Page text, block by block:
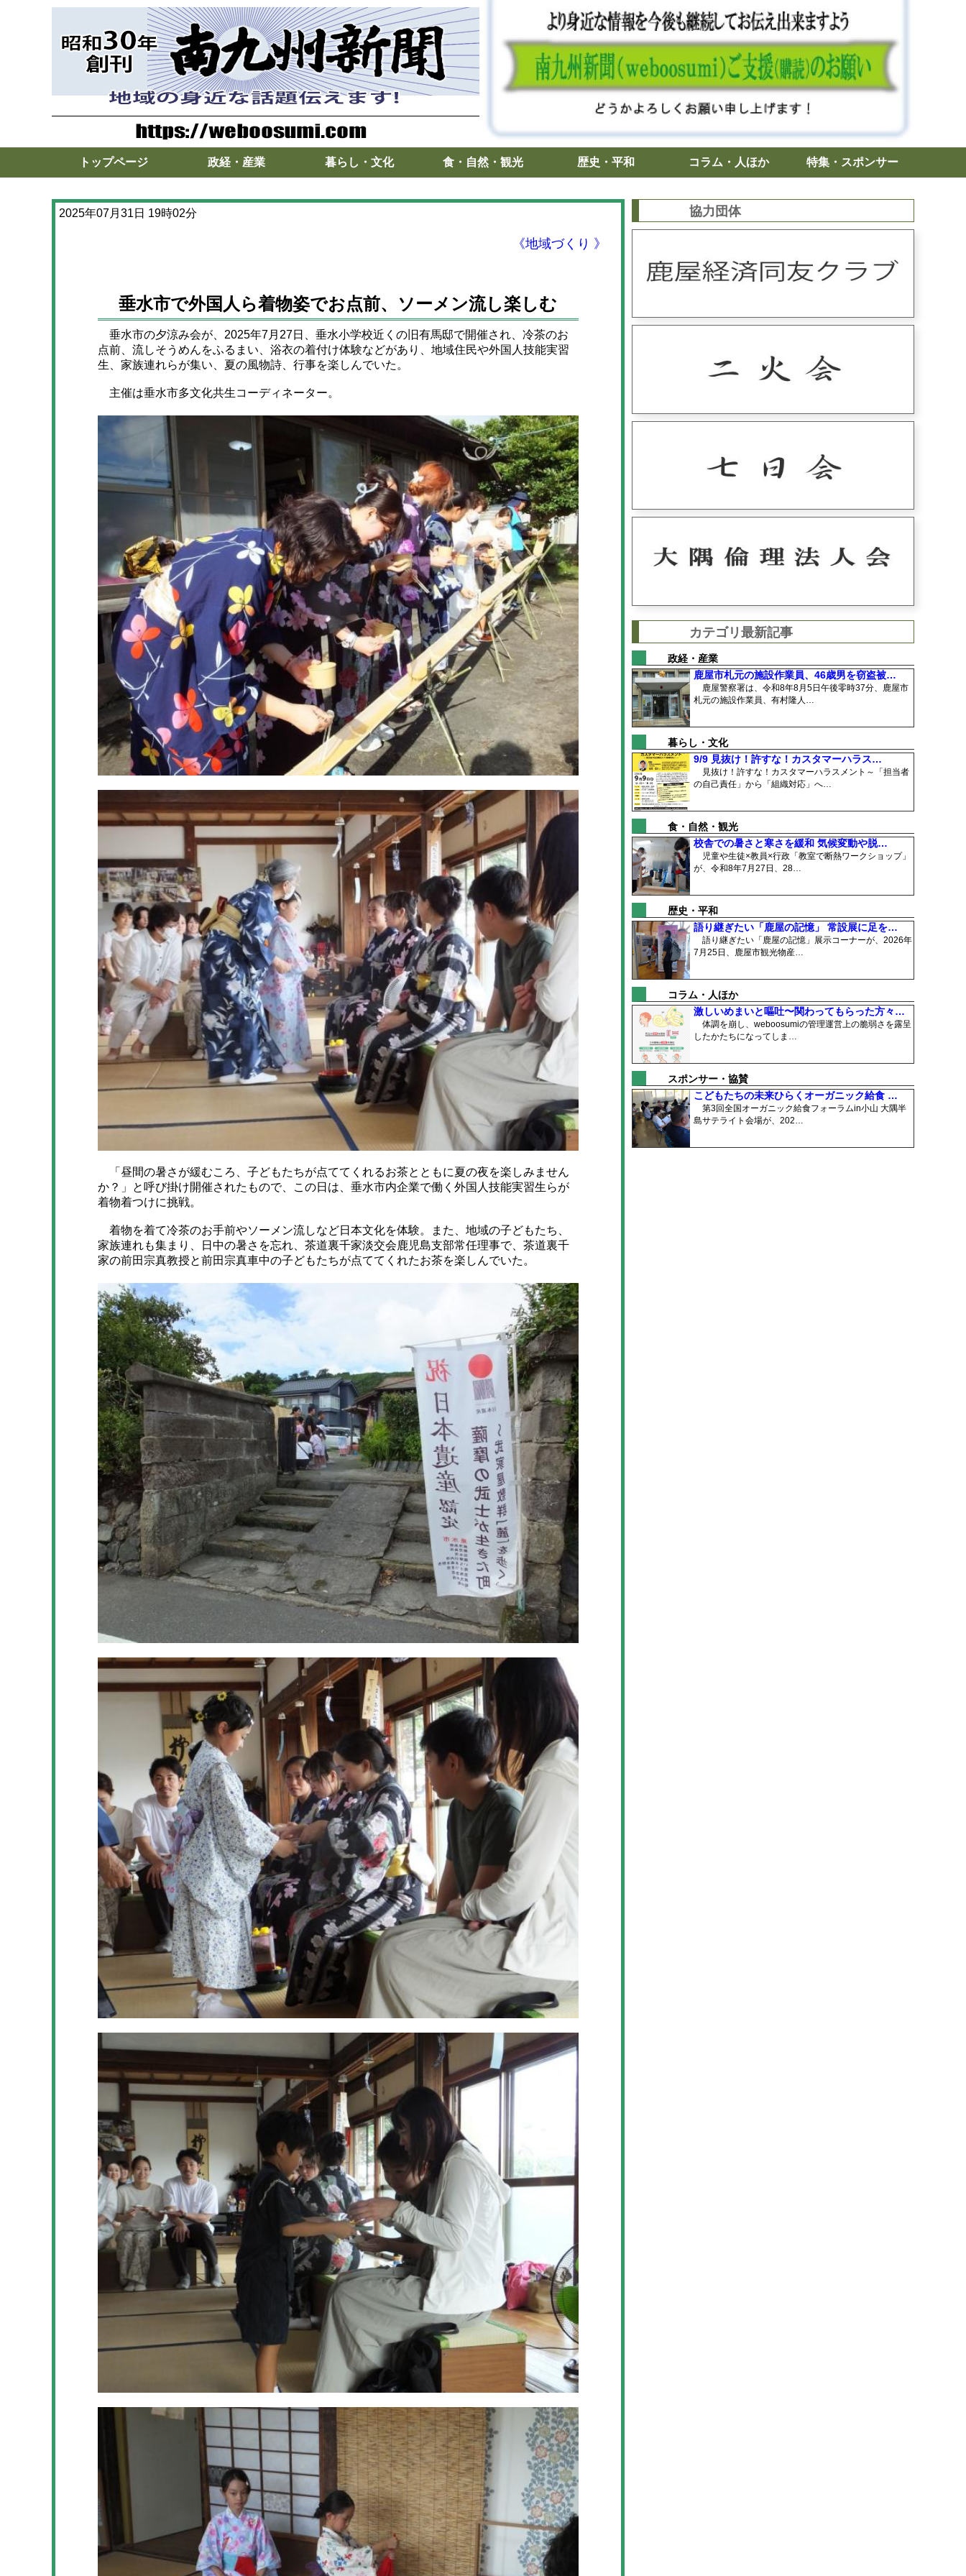
トップページ 政経・産業 暮らし・文化 食・自然・観光 歴史・平和 コラム・人ほか 特集・スポンサー
2025年07月31日 19時02分
《地域づくり 》
垂水市で外国人ら着物姿でお点前、ソーメン流し楽しむ
垂水市の夕涼み会が、2025年7月27日、垂水小学校近くの旧有馬邸で開催され、冷茶のお
点前、流しそうめんをふるまい、浴衣の着付け体験などがあり、地域住民や外国人技能実習
生、家族連れらが集い、夏の風物詩、行事を楽しんでいた。
主催は垂水市多文化共生コーディネーター。
「昼間の暑さが緩むころ、子どもたちが点ててくれるお茶とともに夏の夜を楽しみません
か？」と呼び掛け開催されたもので、この日は、垂水市内企業で働く外国人技能実習生らが
着物着つけに挑戦。
着物を着て冷茶のお手前やソーメン流しなど日本文化を体験。また、地域の子どもたち、
家族連れも集まり、日中の暑さを忘れ、茶道裏千家淡交会鹿児島支部常任理事で、茶道裏千
家の前田宗真教授と前田宗真車中の子どもたちが点ててくれたお茶を楽しんでいた。
協力団体
カテゴリ最新記事
政経・産業
鹿屋市札元の施設作業員、46歳男を窃盗被…
鹿屋警察署は、令和8年8月5日午後零時37分、鹿屋市
札元の施設作業員、有村隆人…
暮らし・文化
9/9 見抜け！許すな！カスタマーハラス…
見抜け！許すな！カスタマーハラスメント～「担当者
の自己責任」から「組織対応」へ…
食・自然・観光
校舎での暑さと寒さを緩和 気候変動や脱…
児童や生徒×教員×行政「教室で断熱ワークショップ」
が、令和8年7月27日、28…
歴史・平和
語り継ぎたい「鹿屋の記憶」 常設展に足を…
語り継ぎたい「鹿屋の記憶」展示コーナーが、2026年
7月25日、鹿屋市観光物産…
コラム・人ほか
激しいめまいと嘔吐〜関わってもらった方々…
体調を崩し、weboosumiの管理運営上の脆弱さを露呈
したかたちになってしま…
スポンサー・協賛
こどもたちの未来ひらくオーガニック給食 …
第3回全国オーガニック給食フォーラムin小山 大隅半
島サテライト会場が、202…